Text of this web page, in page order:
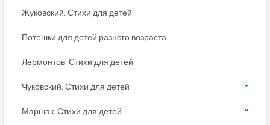
Жуковский. Стихи для детей
Потешки для детей разного возраста
Лермонтов. Стихи для детей
Чуковский. Стихи для детей
Маршак. Стихи для детей